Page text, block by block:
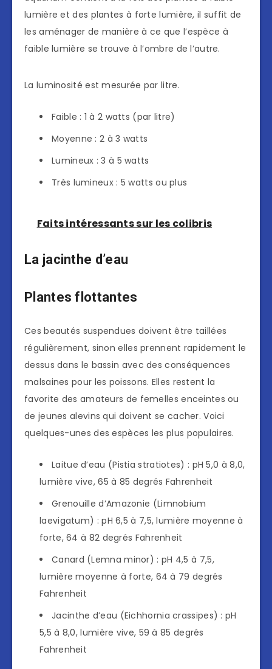
lumière et des plantes à forte lumière, il suffit de
les aménager de manière à ce que l’espèce à
faible lumière se trouve à l’ombre de l’autre.
La luminosité est mesurée par litre.
Faible : 1 à 2 watts (par litre)
Moyenne : 2 à 3 watts
Lumineux : 3 à 5 watts
Très lumineux : 5 watts ou plus
Faits intéressants sur les colibris
La jacinthe d’eau
Plantes flottantes
Ces beautés suspendues doivent être taillées
régulièrement, sinon elles prennent rapidement le
dessus dans le bassin avec des conséquences
malsaines pour les poissons. Elles restent la
favorite des amateurs de femelles enceintes ou
de jeunes alevins qui doivent se cacher. Voici
quelques-unes des espèces les plus populaires.
Laitue d’eau (Pistia stratiotes) : pH 5,0 à 8,0,
lumière vive, 65 à 85 degrés Fahrenheit
Grenouille d’Amazonie (Limnobium
laevigatum) : pH 6,5 à 7,5, lumière moyenne à
forte, 64 à 82 degrés Fahrenheit
Canard (Lemna minor) : pH 4,5 à 7,5,
lumière moyenne à forte, 64 à 79 degrés
Fahrenheit
Jacinthe d’eau (Eichhornia crassipes) : pH
5,5 à 8,0, lumière vive, 59 à 85 degrés
Fahrenheit